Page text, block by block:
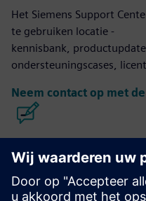
Het Siemens Support
te gebruiken locatie -
kennisbank,
ondersteuningscases,
Neem contact op met
Calibre IC
De Calibre-toolsuite biedt
uitgebreide IC-verificatie